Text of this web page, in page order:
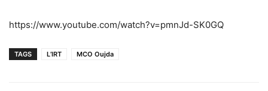
https://www.youtube.com/watch?v=pmnJd-SK0GQ
TAGS L’IRT MCO Oujda